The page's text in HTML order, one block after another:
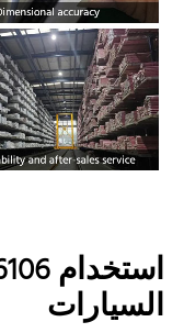
السيارات